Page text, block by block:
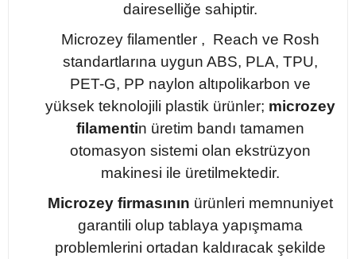
daireselliğe sahiptir.
Microzey filamentler , Reach ve Rosh
standartlarına uygun ABS, PLA, TPU,
PET-G, PP naylon altıpolikarbon ve
yüksek teknolojili plastik ürünler; microzey
filamentin üretim bandı tamamen
otomasyon sistemi olan ekstrüzyon
makinesi ile üretilmektedir.
Microzey firmasının ürünleri memnuniyet
garantili olup tablaya yapışmama
problemlerini ortadan kaldıracak şekilde